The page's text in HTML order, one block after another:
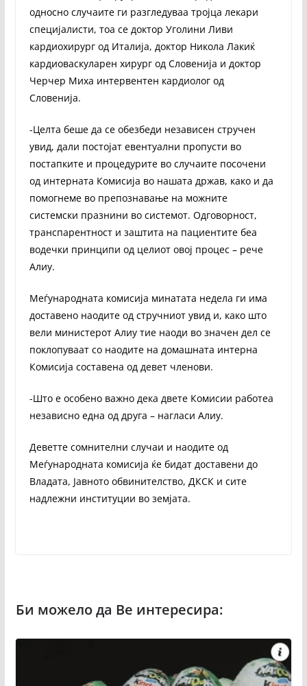
односно случаите ги разгледуваа тројца лекари
специјалисти, тоа се доктор Уголини Ливи
кардиохирург од Италија, доктор Никола Лакиќ
кардиоваскуларен хирург од Словенија и доктор
Черчер Миха интервентен кардиолог од
Словенија.
-Целта беше да се обезбеди независен стручен
увид, дали постојат евентуални пропусти во
постапките и процедурите во случаите посочени
од интерната Комисија во нашата држав, како и да
помогнеме во препознавање на можните
системски празнини во системот. Одговорност,
транспарентност и заштита на пациентите беа
водечки принципи од целиот овој процес – рече
Алиу.
Меѓународната комисија минатата недела ги има
доставено наодите од стручниот увид и, како што
вели министерот Алиу тие наоди во значен дел се
поклопуваат со наодите на домашната интерна
Комисија составена од девет членови.
-Што е особено важно дека двете Комисии работеа
независно една од друга – нагласи Алиу.
Деветте сомнителни случаи и наодите од
Меѓународната комисија ќе бидат доставени до
Владата, Јавното обвинителство, ДКСК и сите
надлежни институции во земјата.